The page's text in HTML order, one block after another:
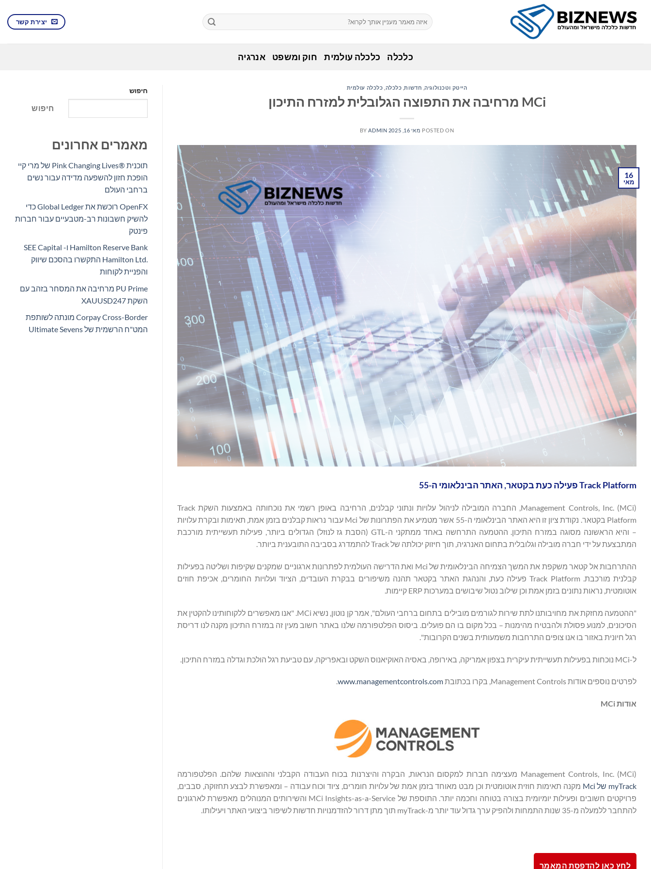
content
יצירת קשר
כלכלה כלכלה עולמית חוק ומשפט אנרגיה
הייטק וטכנולוגיה, חדשות, כלכלה כלכלה עולמית
MCi מרחיבה את התפוצה הגלובלית למזרח התיכון
POSTED ON מאי 16, 2025 BY ADMIN
16
מאי
Track Platform פעילה כעת בקטאר, האתר הבינלאומי ה-55
‏Management Controls, Inc. (MCi), החברה המובילה לניהול עלויות ונתוני קבלנים, הרחיבה באופן רשמי את נוכחותה באמצעות השקת Track
Platform בקטאר. נקודת ציון זו היא האתר הבינלאומי ה-55 אשר מטמיע את הפתרונות של Mci עבור נראות קבלנים בזמן אמת, תאימות ובקרת עלויות
– והיא הראשונה מסוגה במזרח התיכון. ההטמעה התרחשה באחד ממתקני ה-GTL (הסבת גז לנוזל) הגדולים ביותר, פעילות תעשייתית מורכבת
המתבצעת על ידי חברה מובילה וגלובלית בתחום האנרגיה, תוך חיזוק יכולתה של Track להתמדרג בסביבה התובענית ביותר.
ההתרחבות אל קטאר משקפת את המשך הצמיחה הבינלאומית של Mci ואת הדרישה העולמית לפתרונות ארגוניים שמקנים שקיפות ושליטה בפעילות
קבלנית מורכבת. Track Platform פעילה כעת, והנהגת האתר בקטאר תהנה משיפורים בבקרת העובדים, הציוד ועלויות החומרים, אכיפת חוזים
אוטומטית, נראות נתונים בזמן אמת וכן שילוב נטול שיבושים במערכות ERP קיימות.
"ההטמעה מחזקת את מחויבותנו לתת שירות לגורמים מובילים בתחום ברחבי העולם", אמר קן נוטון, נשיא MCi. "אנו מאפשרים ללקוחותינו להקטין את
הסיכונים, למנוע פסולת ולהבטיח מהימנות – בכל מקום בו הם פועלים. ביסוס הפלטפורמה שלנו באתר חשוב מעין זה במזרח התיכון מקנה לנו דריסת
רגל חיונית באזור בו אנו צופים התרחבות משמעותית בשנים הקרובות".
ל-MCi נוכחות בפעילות תעשייתית עיקרית בצפון אמריקה, באירופה, באסיה האוקיאנוס השקט ובאפריקה, עם טביעת רגל הולכת וגדלה במזרח התיכון.
לפרטים נוספים אודות Management Controls, בקרו בכתובת www.managementcontrols.com
.
אודותMCi
Management Controls, Inc. (MCi) מעצימה חברות למקסום הנראות, הבקרה והיצרנות בכוח העבודה הקבלני וההוצאות שלהם. הפלטפורמה
myTrack של Mci
מקנה תאימות חוזית אוטומטית וכן מבט מאוחד בזמן אמת של עלויות חומרים, ציוד וכוח עבודה – ומאפשרת לבצע תחזוקה, סבבים,
פרויקטים חשובים ופעילות יומיומית בצורה בטוחה וחכמה יותר. התוספת של MCi Insights-as-a-Service והשירותים המנוהלים מאפשרת לארגונים
להתחבר ללמעלה מ-35 שנות התמחות ולהפיק ערך גדול עוד יותר מ-myTrack תוך מתן דרור להזדמנויות חדשות לשיפור ביצועי האתר ויעילותו.
לחץ כאן להדפסת המאמר
חיפוש
חיפוש
מאמרים אחרונים
תוכנית Pink Changing Lives®‎ של מרי קיי
הופכת חזון להשפעה מדידה עבור נשים
ברחבי העולם
OpenFX רוכשת את Global Ledger כדי
להשיק חשבונות רב-מטבעיים עבור חברות
פינטק
Hamilton Reserve Bank ו- SEE Capital
Hamilton Ltd.‎ התקשרו בהסכם שיווק
והפניית לקוחות
PU Prime מרחיבה את המסחר בזהב עם
השקת XAUUSD247
Corpay Cross-Border מונתה לשותפת
המט"ח הרשמית של Ultimate Sevens